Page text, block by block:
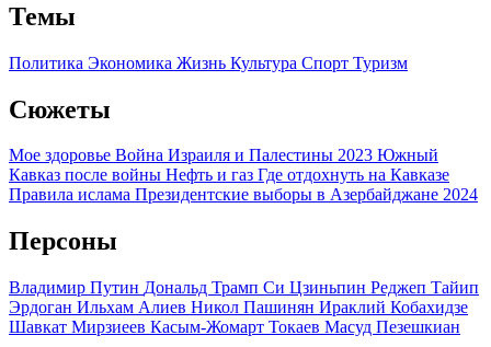
Темы
Политика Экономика Жизнь Культура Спорт Туризм
Сюжеты
Мое здоровье Война Израиля и Палестины 2023 Южный
Кавказ после войны Нефть и газ Где отдохнуть на Кавказе
Правила ислама Президентские выборы в Азербайджане 2024
Персоны
Владимир Путин Дональд Трамп Си Цзиньпин Реджеп Тайип
Эрдоган Ильхам Алиев Никол Пашинян Ираклий Кобахидзе
Шавкат Мирзиеев Касым-Жомарт Токаев Масуд Пезешкиан